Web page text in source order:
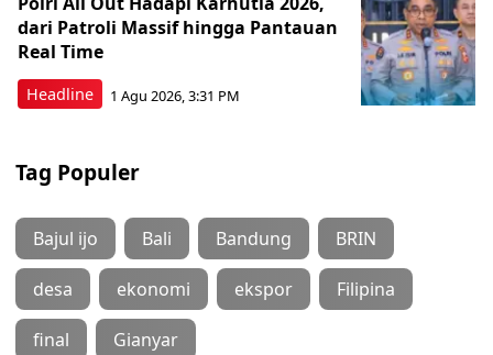
Headline
dari Patroli Massif hingga Pantauan
Real Time
1 Agu 2026, 3:31 PM
Tag Populer
Bajul ijo Bali Bandung BRIN
desa ekonomi ekspor Filipina
final Gianyar